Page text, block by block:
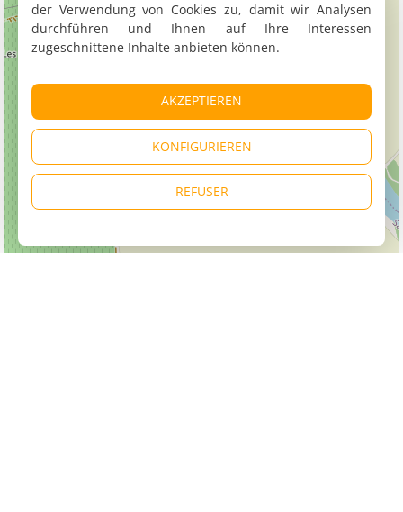
der Verwendung von Cookies zu, damit wir Analysen
durchführen und Ihnen auf Ihre Interessen
zugeschnittene Inhalte anbieten können.
AKZEPTIEREN
KONFIGURIEREN
REFUSER